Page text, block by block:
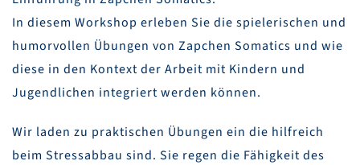
In diesem Workshop erleben Sie die spielerischen und
humorvollen Übungen von Zapchen Somatics und wie
diese in den Kontext der Arbeit mit Kindern und
Jugendlichen integriert werden können.
Wir laden zu praktischen Übungen ein die hilfreich
beim Stressabbau sind. Sie regen die Fähigkeit des